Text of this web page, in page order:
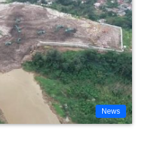
News